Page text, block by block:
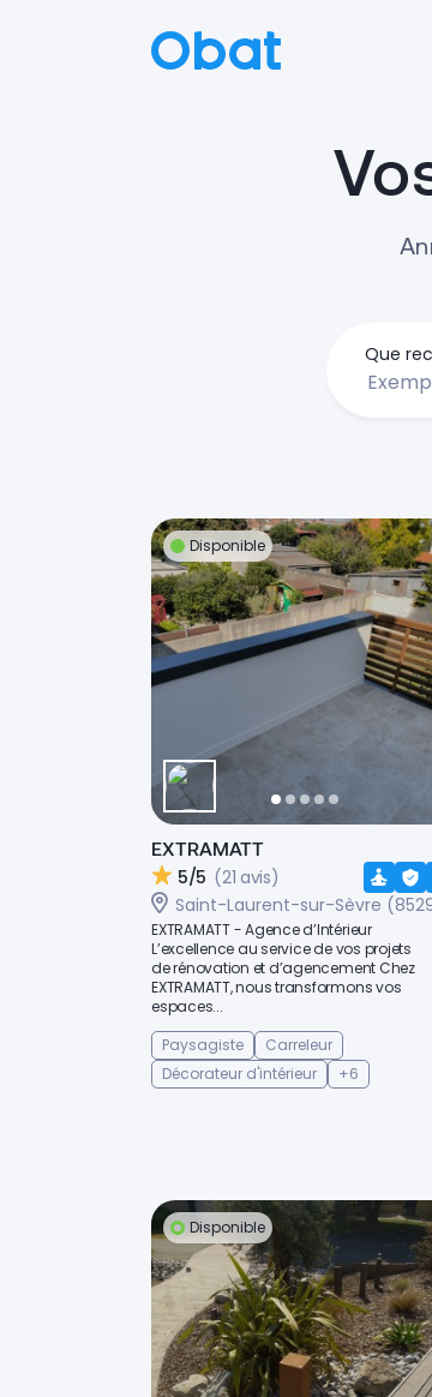
Que
Disponible
EXTRAMATT
5/5 (21 avis)
Saint-Laurent-sur-Sèvre
EXTRAMATT - Agence d’Intérieur
L’excellence au service de vos projets
de rénovation et d’agencement Chez
EXTRAMATT, nous transformons vos
espaces...
Paysagiste
Carreleur
Décorateur d'intérieur
+6
Disponible